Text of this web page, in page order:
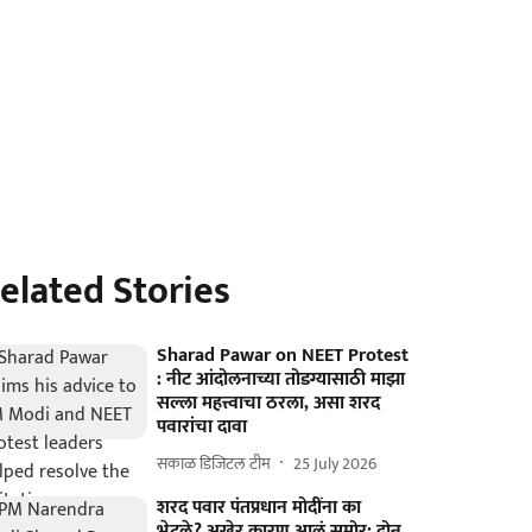
Stories
Sharad Pawar on NEET Protest
: नीट आंदोलनाच्या तोडग्यासाठी माझा
सल्ला महत्त्वाचा ठरला, असा शरद
पवारांचा दावा
सकाळ डिजिटल टीम 25 July 2026
शरद पवार पंतप्रधान मोदींना का